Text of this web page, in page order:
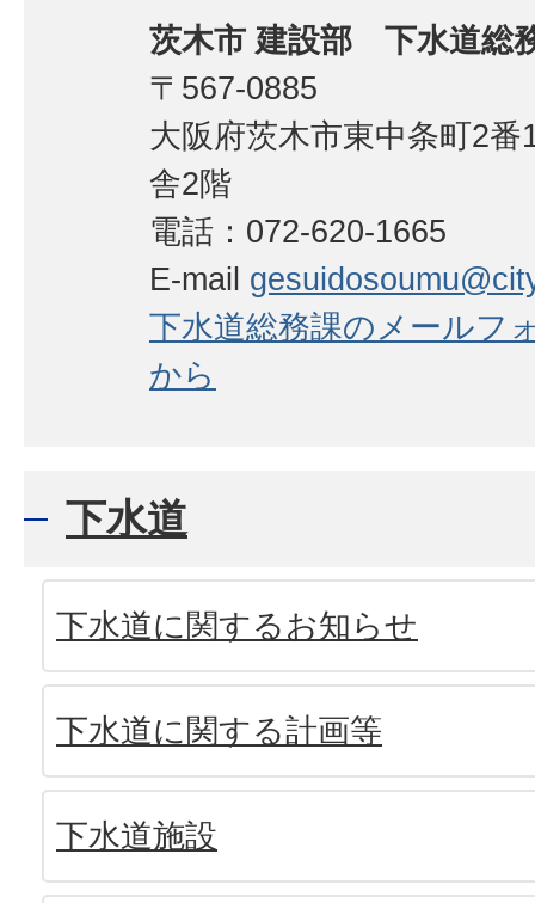
茨木市 建設部 下水道総
〒567-0885
大阪府茨木市東中条町2番
舎2階
電話：072-620-1665
E-mail
下水道総務課のメールフ
から
下水道
下水道に関するお知らせ
下水道に関する計画等
下水道施設